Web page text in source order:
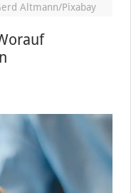
Altmann/Pixabay